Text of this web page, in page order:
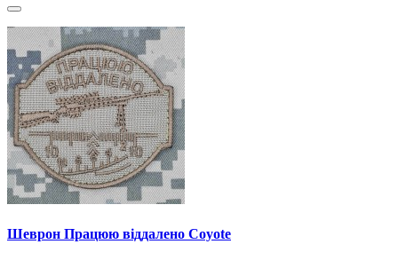
Шеврон Працюю віддалено Coyote